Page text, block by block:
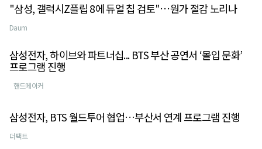
"삼성, 갤럭시Z플립 8에 듀얼 칩 검토"…원가 절감 노리나
Daum
삼성전자, 하이브와 파트너십... BTS 부산 공연서 ‘몰입 문화’
프로그램 진행
핸드메이커
삼성전자, BTS 월드투어 협업…부산서 연계 프로그램 진행
더팩트